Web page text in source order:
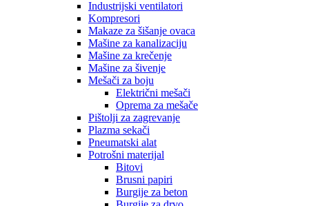
Industrijski ventilatori
Kompresori
Makaze za šišanje ovaca
Mašine za kanalizaciju
Mašine za krečenje
Mašine za šivenje
Mešači za boju
Električni mešači
Oprema za mešače
Pištolji za zagrevanje
Plazma sekači
Pneumatski alat
Potrošni materijal
Bitovi
Brusni papiri
Burgije za beton